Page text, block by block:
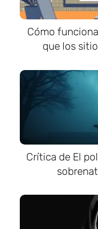
Cómo
que los
Crítica de El